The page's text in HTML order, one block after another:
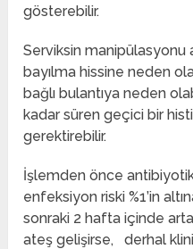
gösterebilir.
Serviksin manipülasyonu
bayılma hissine neden
bağlı bulantıya neden
kadar süren geçici bir
gerektirebilir.
İşlemden önce
enfeksiyon riski %1’in
sonraki 2 hafta içinde
ateş gelişirse, derhal